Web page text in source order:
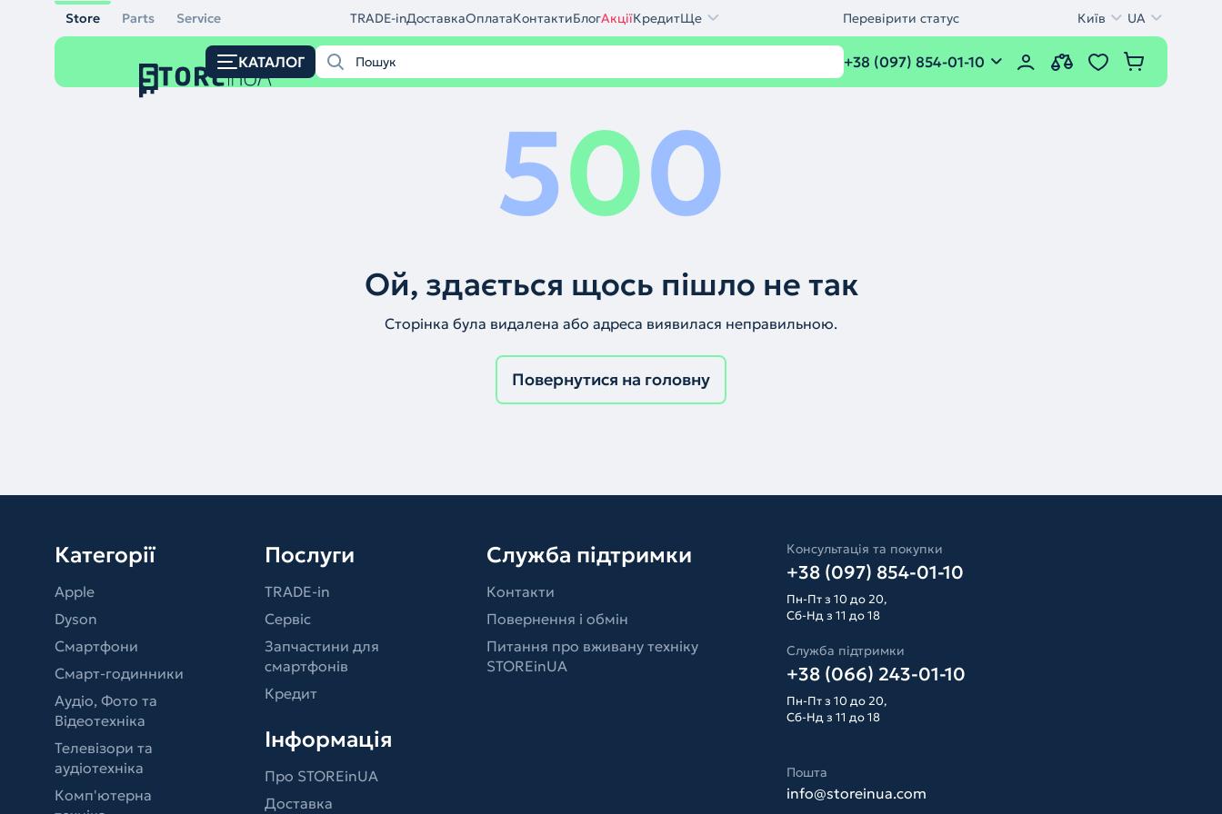
Store Parts Service TRADE-inДоставкаОплатаКонтактиБлогАкціїКредитЩе Перевірити статус Київ UA
КАТАЛОГ +38 (097) 854-01-10
500
Ой, здається щось пішло не так
Сторінка була видалена або адреса виявилася неправильною.
Повернутися на головну
Категорії
Apple
Dyson
Смартфони
Смарт-годинники
Аудіо, Фото та
Відеотехніка
Телевізори та
аудіотехніка
Комп'ютерна
Послуги
TRADE-in
Сервіс
Запчастини для
смартфонів
Кредит
Інформація
Про STOREinUA
Доставка
Служба підтримки
Контакти
Повернення і обмін
Питання про вживану техніку
STOREinUA
Консультація та покупки
+38 (097) 854-01-10
Пн-Пт з 10 до 20,
Сб-Нд з 11 до 18
Служба підтримки
+38 (066) 243-01-10
Пн-Пт з 10 до 20,
Сб-Нд з 11 до 18
Пошта
info@storeinua.com